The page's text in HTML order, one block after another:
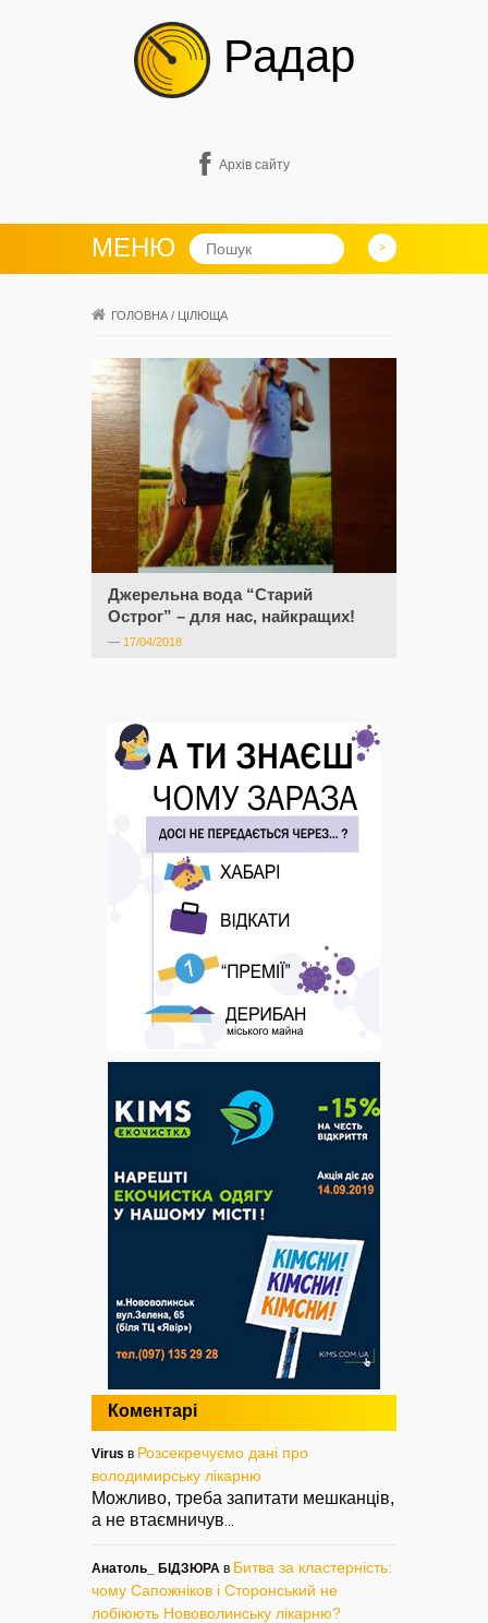
Радар
Архів сайту
МЕНЮ
ГОЛОВНА / ЦІЛЮЩА
Джерельна вода “Старий
Острог” – для нас, найкращих!
— 17/04/2018
Коментарі
Virus в Розсекречуємо дані про
володимирську лікарню
Можливо, треба запитати мешканців,
а не втаємничув
Анатоль_ БІДЗЮРА в Битва за кластерність:
чому Сапожніков і Сторонський не
лобіюють Нововолинську лікарню?